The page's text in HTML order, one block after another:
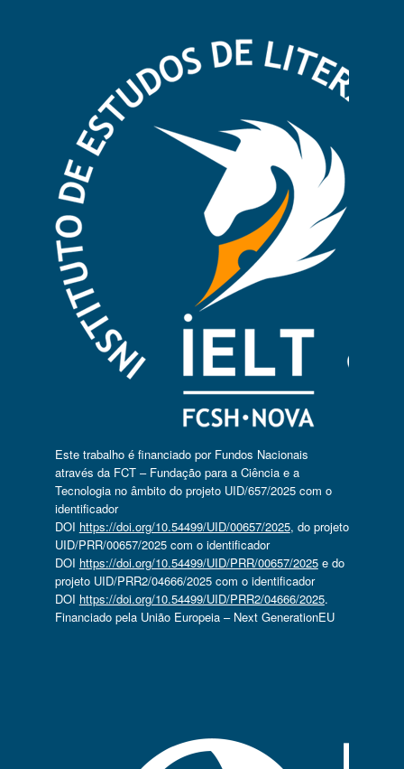
Este trabalho é financiado por Fundos Nacionais
através da FCT – Fundação para a Ciência e a
Tecnologia no âmbito do projeto UID/657/2025 com o
identificador
DOI https://doi.org/10.54499/UID/00657/2025, do projeto
UID/PRR/00657/2025 com o identificador
DOI https://doi.org/10.54499/UID/PRR/00657/2025e do
projeto UID/PRR2/04666/2025 com o identificador
DOI https://doi.org/10.54499/UID/PRR2/04666/2025.
Financiado pela União Europeia – Next GenerationEU